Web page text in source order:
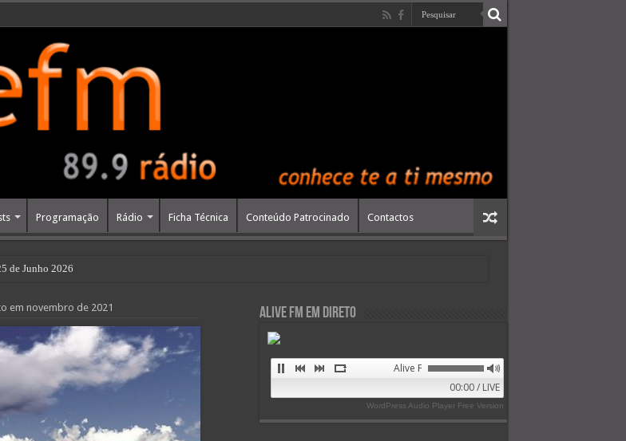
Programação Rádio Ficha Técnica Conteúdo Patrocinado Contactos
de Junho 2026
em novembro de 2021 Alive FM em Direto
Alive FM 89.9
00:00 / LIVE
WordPress Audio Player Free Version